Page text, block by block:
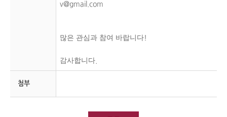
v@gmail.com
많은 관심과 참여 바랍니다!
감사합니다.
첨부